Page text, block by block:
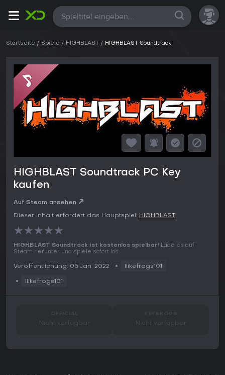
Alle
Startseite Spiele HIGHBLAST HIGHBLAST Soundtrack
HIGHBLAST Soundtrack PC Key
kaufen
Auf Steam ansehen
Dieser Inhalt erfordert das Hauptspiel: HIGHBLAST
★★★★★
HIGHBLAST Soundtrack ist kostenlos spielbar! Lade es auf
Steam herunter und spiele sofort los.
Veröffentlichung: 05 Jan. 2022 Ilikefrogs101
Ilikefrogs101
Nicht verfügbar Nicht verfügbar